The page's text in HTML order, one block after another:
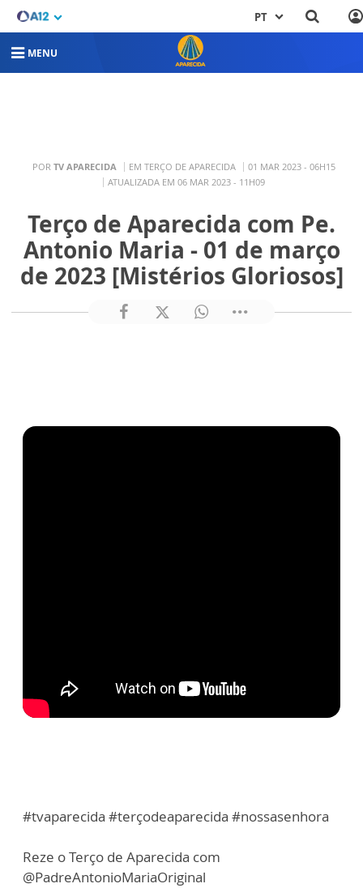
PT
MENU
POR TV APARECIDA EM TERÇO DE APARECIDA
01 MAR 2023 - 06H15
ATUALIZADA EM 06 MAR 2023 - 11H09
Terço de Aparecida com Pe.
Antonio Maria - 01 de março
de 2023 [Mistérios Gloriosos]
#tvaparecida #terçodeaparecida #nossasenhora
Reze o Terço de Aparecida com
@PadreAntonioMariaOriginal